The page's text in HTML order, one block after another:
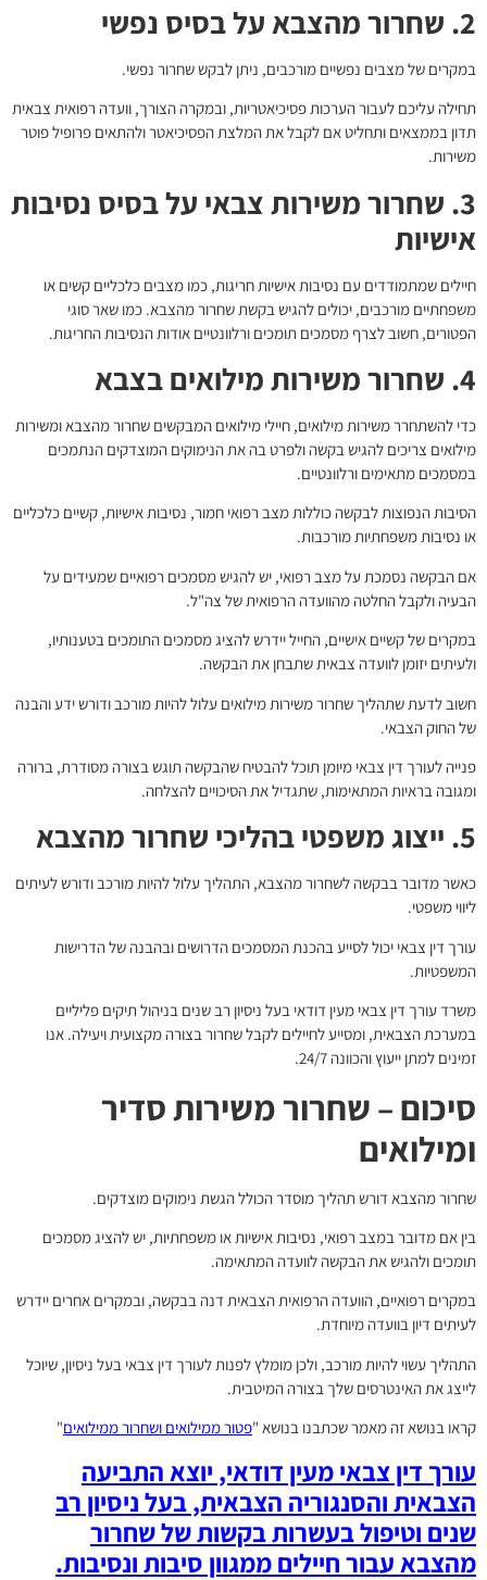
2. שחרור מהצבא על בסיס נפשי
במקרים של מצבים נפשיים מורכבים, ניתן לבקש שחרור נפשי.
תחילה עליכם לעבור הערכות פסיכיאטריות, ובמקרה הצורך, וועדה רפואית צבאית
תדון בממצאים ותחליט אם לקבל את המלצת הפסיכיאטר ולהתאים פרופיל פוטר
משירות.
3. שחרור משירות צבאי על בסיס נסיבות
אישיות
חיילים שמתמודדים עם נסיבות אישיות חריגות, כמו מצבים כלכליים קשים או
משפחתיים מורכבים, יכולים להגיש בקשת שחרור מהצבא. כמו שאר סוגי
הפטורים, חשוב לצרף מסמכים תומכים ורלוונטיים אודות הנסיבות החריגות.
4. שחרור משירות מילואים בצבא
כדי להשתחרר משירות מילואים, חיילי מילואים המבקשים שחרור מהצבא ומשירות
מילואים צריכים להגיש בקשה ולפרט בה את הנימוקים המוצדקים הנתמכים
במסמכים מתאימים ורלוונטיים.
הסיבות הנפוצות לבקשה כוללות מצב רפואי חמור, נסיבות אישיות, קשיים כלכליים
או נסיבות משפחתיות מורכבות.
אם הבקשה נסמכת על מצב רפואי, יש להגיש מסמכים רפואיים שמעידים על
הבעיה ולקבל החלטה מהוועדה הרפואית של צה"ל.
במקרים של קשיים אישיים, החייל יידרש להציג מסמכים התומכים בטענותיו,
ולעיתים יזומן לוועדה צבאית שתבחן את הבקשה.
חשוב לדעת שתהליך שחרור משירות מילואים עלול להיות מורכב ודורש ידע והבנה
של החוק הצבאי.
פנייה לעורך דין צבאי מיומן תוכל להבטיח שהבקשה תוגש בצורה מסודרת, ברורה
ומגובה בראיות המתאימות, שתגדיל את הסיכויים להצלחה.
5. ייצוג משפטי בהליכי שחרור מהצבא
כאשר מדובר בבקשה לשחרור מהצבא, התהליך עלול להיות מורכב ודורש לעיתים
ליווי משפטי.
עורך דין צבאי יכול לסייע בהכנת המסמכים הדרושים ובהבנה של הדרישות
המשפטיות.
משרד עורך דין צבאי מעין דודאי בעל ניסיון רב שנים בניהול תיקים פליליים
במערכת הצבאית, ומסייע לחיילים לקבל שחרור בצורה מקצועית ויעילה. אנו
זמינים למתן ייעוץ והכוונה 24/7.
סיכום – שחרור משירות סדיר
ומילואים
שחרור מהצבא דורש תהליך מוסדר הכולל הגשת נימוקים מוצדקים.
בין אם מדובר במצב רפואי, נסיבות אישיות או משפחתיות, יש להציג מסמכים
תומכים ולהגיש את הבקשה לוועדה המתאימה.
במקרים רפואיים, הוועדה הרפואית הצבאית דנה בבקשה, ובמקרים אחרים יידרש
לעיתים דיון בוועדה מיוחדת.
התהליך עשוי להיות מורכב, ולכן מומלץ לפנות לעורך דין צבאי בעל ניסיון, שיוכל
לייצג את האינטרסים שלך בצורה המיטבית.
קראו בנושא זה מאמר שכתבנו בנושא "פטור ממילואים ושחרור ממילואים"
עורך דין צבאי מעין דודאי, יוצא התביעה
הצבאית והסנגוריה הצבאית, בעל ניסיון רב
שנים וטיפול בעשרות בקשות של שחרור
מהצבא עבור חיילים ממגוון סיבות ונסיבות.